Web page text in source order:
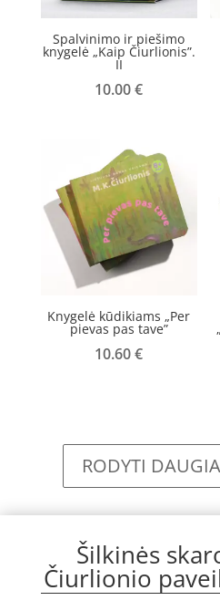
Spalvinimo ir piešimo
knygelė „Kaip Čiurlionis”.
II
10.00€
Knygelė kūdikiams „Per
pievas pas tave”
10.60€
RODYTI
Šilkinės
Čiurlionio